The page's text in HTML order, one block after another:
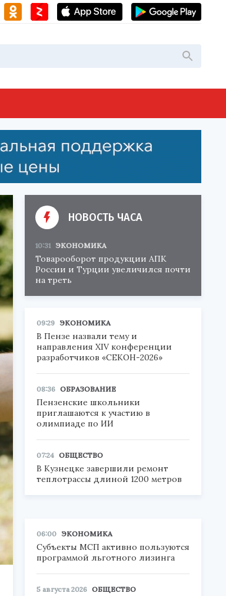
НОВОСТЬ ЧАСА
10:31 ЭКОНОМИКА
Товарооборот продукции АПК
России и Турции увеличился почти
на треть
09:29 ЭКОНОМИКА
В Пензе назвали тему и
направления XIV конференции
разработчиков «СЕКОН-2026»
08:36 ОБРАЗОВАНИЕ
Пензенские школьники
приглашаются к участию в
олимпиаде по ИИ
07:24 ОБЩЕСТВО
В Кузнецке завершили ремонт
теплотрассы длиной 1200 метров
06:00 ЭКОНОМИКА
Субъекты МСП активно пользуются
программой льготного лизинга
5 августа 2026 ОБЩЕСТВО